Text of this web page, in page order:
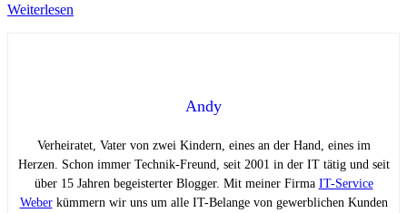
Weiterlesen
Andy
Verheiratet, Vater von zwei Kindern, eines an der Hand, eines im
Herzen. Schon immer Technik-Freund, seit 2001 in der IT tätig und seit
über 15 Jahren begeisterter Blogger. Mit meiner Firma IT-Service
Weberkümmern wir uns um alle IT-Belange von gewerblichen Kunden